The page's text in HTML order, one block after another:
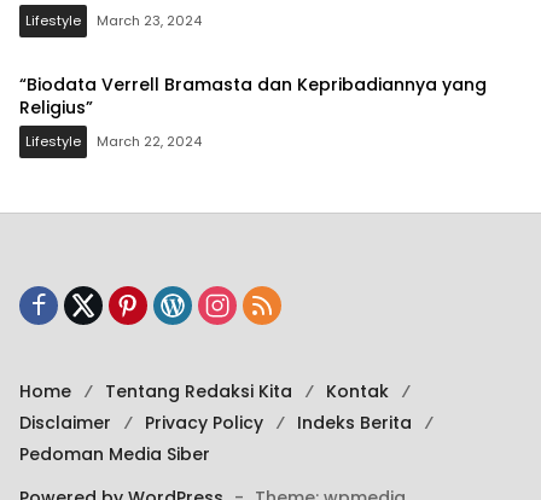
Lifestyle March 23, 2024
“Biodata Verrell Bramasta dan Kepribadiannya yang
Religius”
Lifestyle March 22, 2024
Home Tentang Redaksi Kita
Kontak
Disclaimer
Privacy Policy
Indeks Berita
Pedoman Media Siber